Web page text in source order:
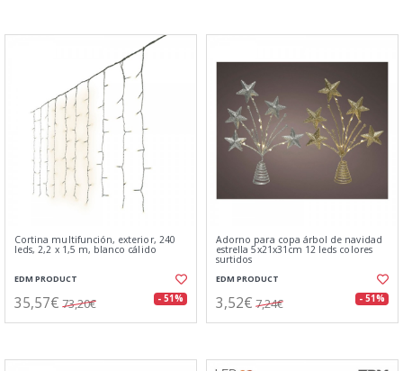
Cortina multifunción, exterior, 240
leds, 2,2 x 1,5 m, blanco cálido
EDM PRODUCT
35,57€ 73,20€ - 51%
Adorno para copa árbol de navidad
estrella 5x21x31cm 12 leds colores
surtidos
EDM PRODUCT
3,52€ 7,24€ - 51%